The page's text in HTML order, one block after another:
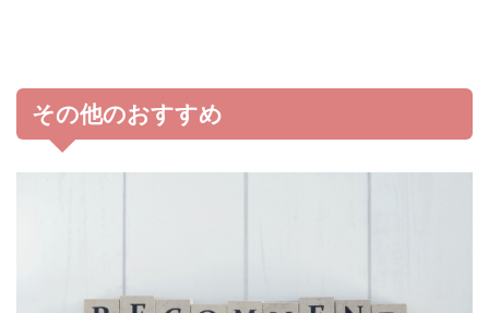
その他のおすすめ